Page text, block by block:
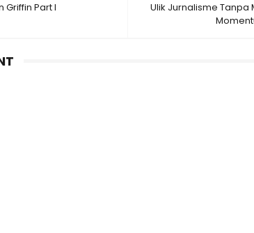
Ulik Jurnalisme Tanpa
Griffin Part I